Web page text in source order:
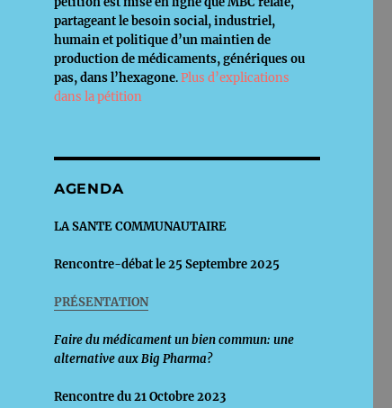
partageant le besoin social, industriel,
humain et politique d’un maintien de
production de médicaments, génériques ou
pas, dans l’hexagone.Plus d’explications
dans la pétition
AGENDA
LA SANTE COMMUNAUTAIRE
Rencontre-débat le 25 Septembre 2025
PRÉSENTATION
Faire du médicament un bien commun: une
alternative aux Big Pharma?
Rencontre du 21 Octobre 2023